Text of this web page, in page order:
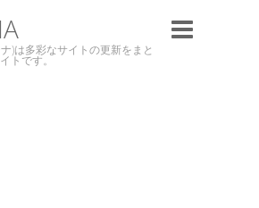
)は多彩なサイトの更新をまと
トです。